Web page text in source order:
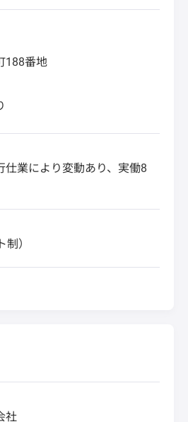
188番地
仕業により変動あり、実働8
）
社